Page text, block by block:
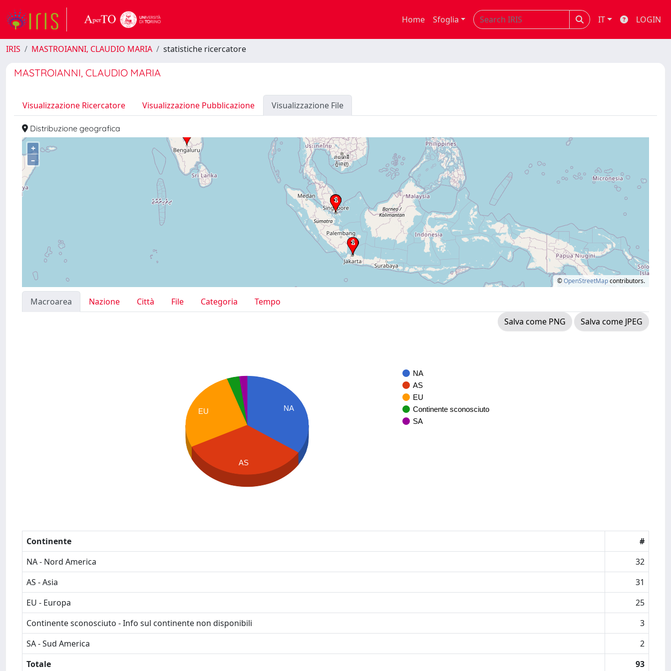
Home Sfoglia IT LOGIN
IRIS MASTROIANNI, CLAUDIO MARIA statistiche ricercatore
MASTROIANNI, CLAUDIO MARIA
Visualizzazione Ricercatore Visualizzazione Pubblicazione Visualizzazione File
Distribuzione geografica
+
–
©OpenStreetMapcontributors.
Macroarea Nazione Città File Categoria
Tempo
Salva come PNG
Salva come JPEG
NA
AS
EU
Continente sconosciuto
SA
NA
EU
AS
Continente
#
NA - Nord America
32
AS - Asia
31
EU - Europa
25
Continente sconosciuto - Info sul continente non disponibili
3
SA - Sud America
2
Totale
93